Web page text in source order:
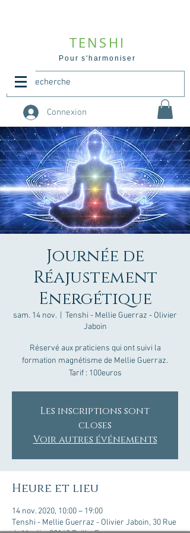
TENSHI
Pour s'harmoniser
Connexion
Journée de
Réajustement
Energétique
sam. 14 nov.
  |
Tenshi - Mellie Guerraz - Olivier
Jaboin
Réservé aux praticiens qui ont suivi la
formation magnétisme de Mellie Guerraz.
Tarif : 100euros
Les inscriptions sont
closes
Voir autres événements
Heure et lieu
14 nov. 2020, 10:00 – 19:00
Tenshi - Mellie Guerraz - Olivier Jaboin, 30 Rue